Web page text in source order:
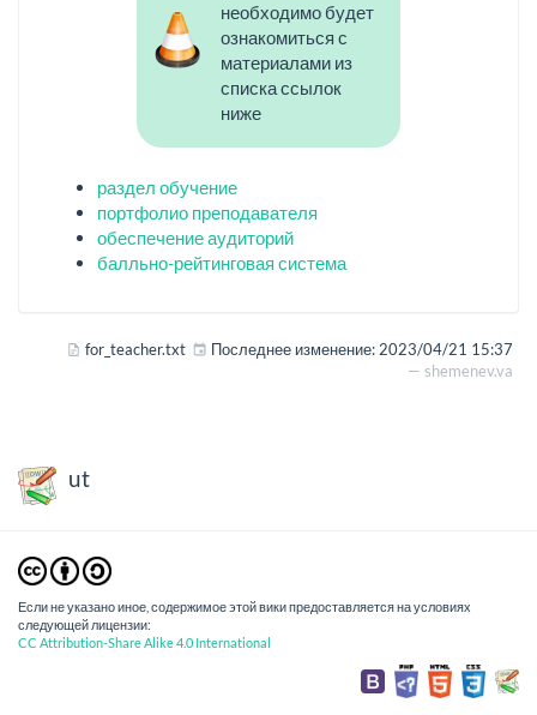
необходимо будет
ознакомиться с
материалами из
списка ссылок
ниже
раздел обучение
портфолио преподавателя
обеспечение аудиторий
балльно-рейтинговая система
for_teacher.txt Последнее изменение:2023/04/21 15:37
— shemenev.va
ut
Если не указано иное, содержимое этой вики предоставляется на условиях
следующей лицензии:
CC Attribution-Share Alike 4.0 International